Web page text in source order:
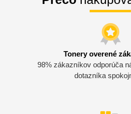
Tonery overené
98% zákazníkov odporúča
dotazníka